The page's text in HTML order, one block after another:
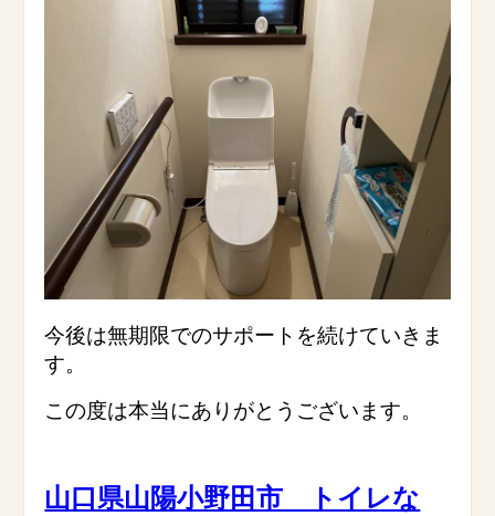
今後は無期限でのサポートを続けていきま
す。
この度は本当にありがとうございます。
山口県山陽小野田市 トイレな